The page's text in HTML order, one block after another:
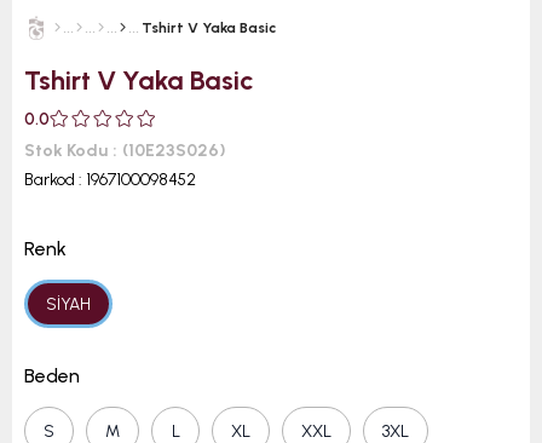
Tshirt V Yaka Basic
Tshirt V Yaka Basic
0.0
Stok Kodu
(10E23S026)
Barkod : 1967100098452
Renk
SİYAH
Beden
S M L XL XXL 3XL